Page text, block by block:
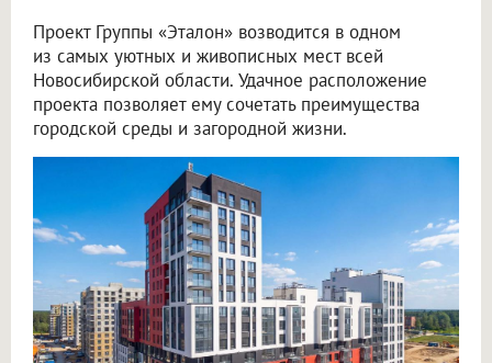
Проект Группы «Эталон» возводится в одном
из самых уютных и живописных мест всей
Новосибирской области. Удачное расположение
проекта позволяет ему сочетать преимущества
городской среды и загородной жизни.